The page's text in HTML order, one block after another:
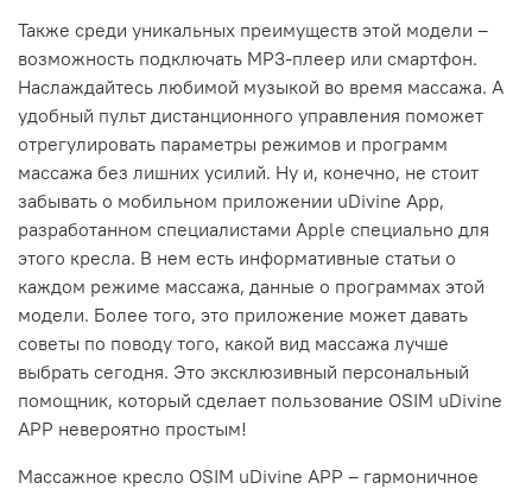
Также среди уникальных преимуществ этой модели –
возможность подключать MP3-плеер или смартфон.
Наслаждайтесь любимой музыкой во время массажа. А
удобный пульт дистанционного управления поможет
отрегулировать параметры режимов и программ
массажа без лишних усилий. Ну и, конечно, не стоит
забывать о мобильном приложении uDivine App,
разработанном специалистами Apple специально для
этого кресла. В нем есть информативные статьи о
каждом режиме массажа, данные о программах этой
модели. Более того, это приложение может давать
советы по поводу того, какой вид массажа лучше
выбрать сегодня. Это эксклюзивный персональный
помощник, который сделает пользование OSIM uDivine
APP невероятно простым!
Массажное кресло OSIM uDivine APP – гармоничное